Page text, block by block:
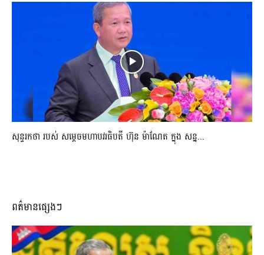
សុន្ទរកថា របស់ សម្ដេចមហាបវរធិបតី ហ៊ុន ម៉ាណែត ក្នុង សន្ន...
ពត៌មានផ្សេងៗ